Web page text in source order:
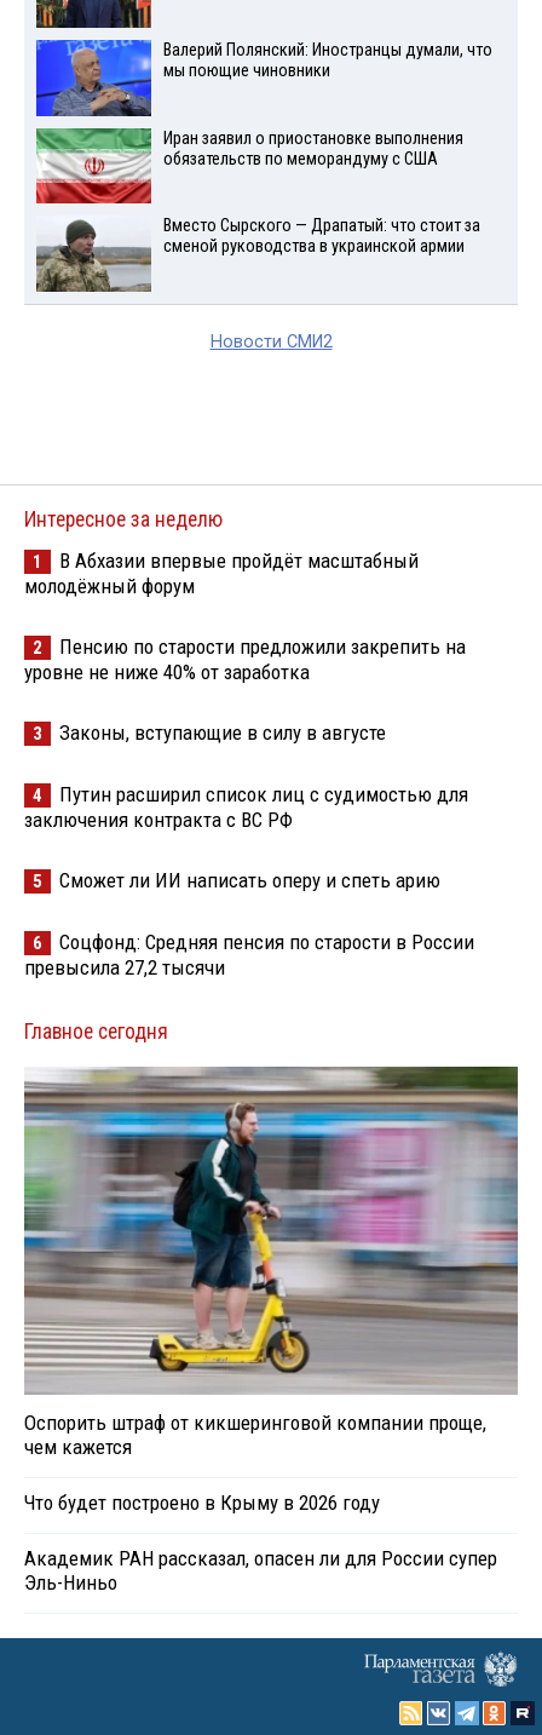
Валерий Полянский: Иностранцы думали, что
мы поющие чиновники
Иран заявил о приостановке выполнения
обязательств по меморандуму с США
Вместо Сырского — Драпатый: что стоит за
сменой руководства в украинской армии
Новости СМИ2
Интересное за неделю
1
В Абхазии впервые пройдёт масштабный
молодёжный форум
2
Пенсию по старости предложили закрепить на
уровне не ниже 40% от заработка
3 Законы, вступающие в силу в августе
4
Путин расширил список лиц с судимостью для
заключения контракта с ВС РФ
5 Сможет ли ИИ написать оперу и спеть арию
6
Соцфонд: Средняя пенсия по старости в России
превысила 27,2 тысячи
Главное сегодня
Оспорить штраф от кикшеринговой компании проще,
чем кажется
Что будет построено в Крыму в 2026 году
Академик РАН рассказал, опасен ли для России супер
Эль-Ниньо